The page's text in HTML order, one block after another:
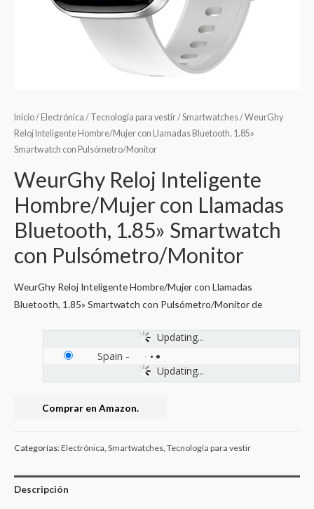
Inicio/ Electrónica / Tecnología para vestir/Smartwatches/ WeurGhy
Reloj Inteligente Hombre/Mujer con Llamadas Bluetooth, 1.85»
Smartwatch con Pulsómetro/Monitor
WeurGhy Reloj Inteligente
Hombre/Mujer con Llamadas
Bluetooth, 1.85» Smartwatch
con Pulsómetro/Monitor
WeurGhy Reloj Inteligente Hombre/Mujer con Llamadas
Bluetooth, 1.85» Smartwatch con Pulsómetro/Monitor de
Updating...
Updating...
Spain -
Comprar en Amazon.
Categorías:Electrónica Smartwatches Tecnología para vestir
Descripción